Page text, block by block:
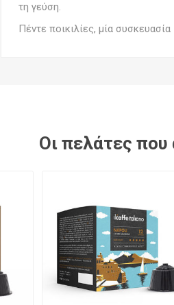
τη γεύση.
Πέντε ποικιλίες, μία
Οι πελάτες που